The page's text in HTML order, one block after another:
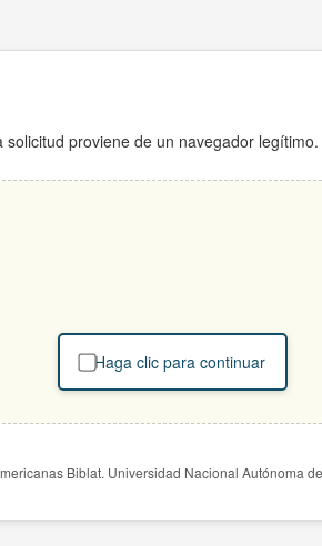
proviene de un navegador legítimo.
Haga clic para continuar
Biblat. Universidad Nacional Autónoma